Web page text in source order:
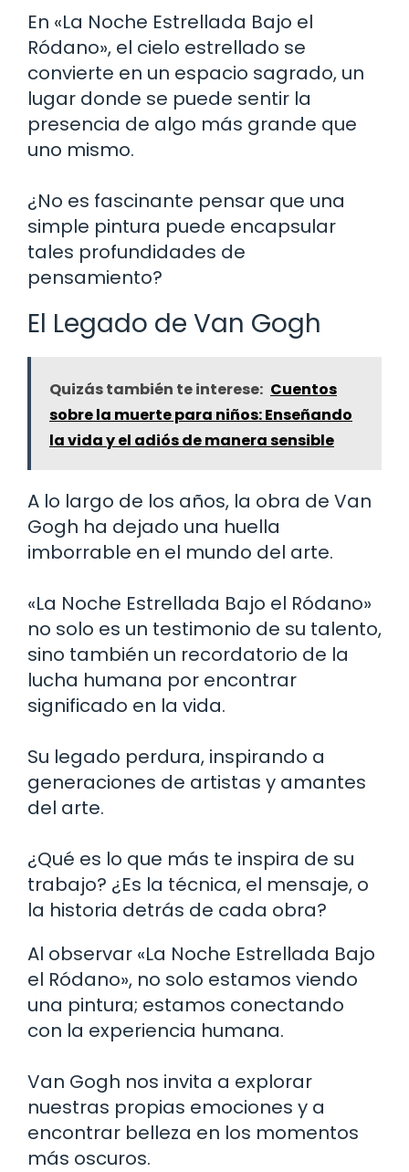
En «La Noche Estrellada Bajo el
Ródano», el cielo estrellado se
convierte en un espacio sagrado, un
lugar donde se puede sentir la
presencia de algo más grande que
uno mismo.
¿No es fascinante pensar que una
simple pintura puede encapsular
tales profundidades de
pensamiento?
El Legado de Van Gogh
Quizás también te interese: Cuentos
sobre la muerte para niños: Enseñando
la vida y el adiós de manera sensible
A lo largo de los años, la obra de Van
Gogh ha dejado una huella
imborrable en el mundo del arte.
«La Noche Estrellada Bajo el Ródano»
no solo es un testimonio de su talento,
sino también un recordatorio de la
lucha humana por encontrar
significado en la vida.
Su legado perdura, inspirando a
generaciones de artistas y amantes
del arte.
¿Qué es lo que más te inspira de su
trabajo? ¿Es la técnica, el mensaje, o
la historia detrás de cada obra?
Al observar «La Noche Estrellada Bajo
el Ródano», no solo estamos viendo
una pintura; estamos conectando
con la experiencia humana.
Van Gogh nos invita a explorar
nuestras propias emociones y a
encontrar belleza en los momentos
más oscuros.